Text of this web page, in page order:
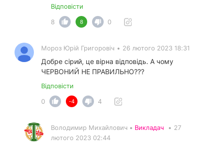
Відповісти
8
8 0
Мороз Юрій Григоровіч • 26 лютого 2023 18:31
Добре сірий, це вірна відповідь. А чому
ЧЕРВОНИЙ НЕ ПРАВИЛЬНО???
Відповісти
0
-4 4
Володимир Михайлович • Викладач • 27
лютого 2023 02:44